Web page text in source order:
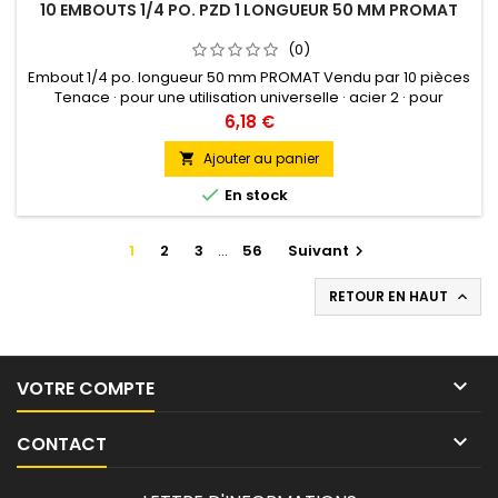
10 EMBOUTS 1/4 PO. PZD 1 LONGUEUR 50 MM PROMAT
(0)
Embout 1/4 po. longueur 50 mm PROMAT Vendu par 10 pièces
Tenace · pour une utilisation universelle · acier 2 · pour
utilisation manuelle ou mécanique (visseuses sans fil
conventionnelles) Entraînement sur les longueurs de 50 mm :
six pans de 6,3 mm (1/4") DIN 3126-E 6,3
Prix
6,18 €
 Ajouter au panier
 En stock
1 2 3 … 56 Suivant 
RETOUR EN HAUT 
VOTRE COMPTE 
CONTACT 